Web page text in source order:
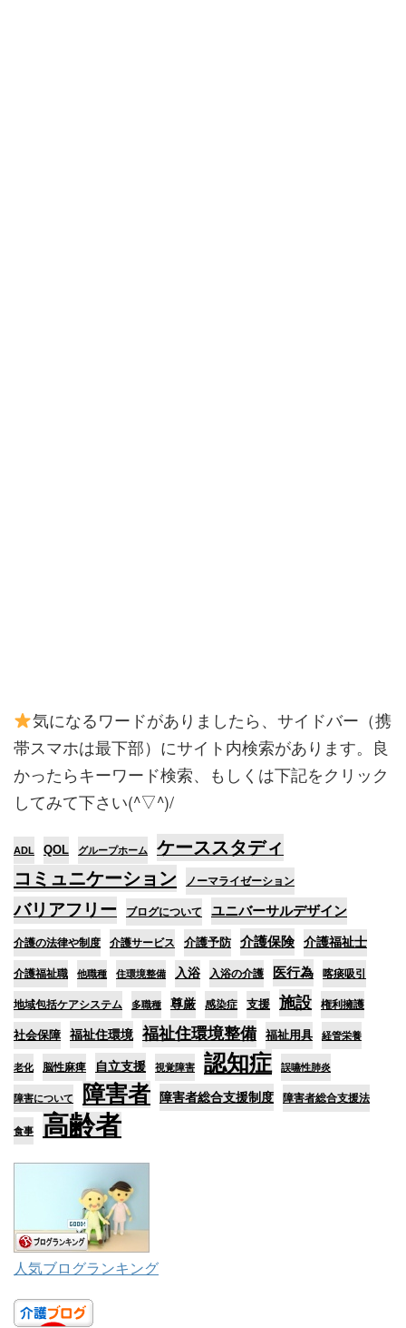
気になるワードがありましたら、サイドバー（携
帯スマホは最下部）にサイト内検索があります。 良
かったらキーワード検索、もしくは下記をクリック
してみて下さい(^▽^)/
ADL QOL グループホーム
ケーススタディ
コミュニケーション
ノーマライゼーション
バリアフリー ブログについて ユニバーサルデザイン
介護の法律や制度 介護サービス 介護予防 介護保険 介護福祉士
介護福祉職 他職種 住環境整備 入浴 入浴の介護 医行為 喀痰吸引
地域包括ケアシステム 多職種 尊厳 感染症 支援 施設 権利擁護
社会保障 福祉住環境 福祉住環境整備 福祉用具 経管栄養
老化 脳性麻痺 自立支援 視覚障害 認知症 誤嚥性肺炎
障害について 障害者 障害者総合支援制度 障害者総合支援法
食事 高齢者
人気ブログランキング